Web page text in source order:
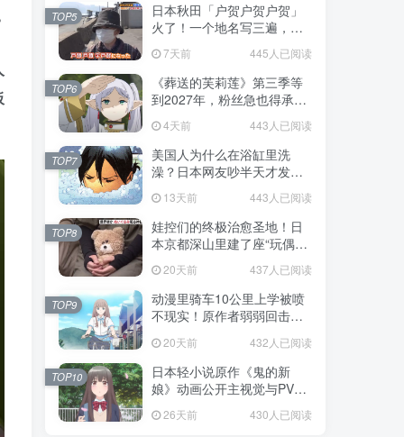
日本秋田「户贺户贺户贺」
火了！一个地名写三遍，竟
不是玩梗而是150年旧账！
7天前 445人已阅读
TOP5
《葬送的芙莉莲》第三季等
到2027年，粉丝急也得承认
这次慢得有道理！
4天前 443人已阅读
TOP6
美国人为什么在浴缸里洗
澡？日本网友吵半天才发
现，生活习惯差异背后其实
藏在浴室地板里！
13天前 443人已阅读
TOP7
娃控们的终极治愈圣地！日
本京都深山里建了座“玩偶神
社”，不仅能拍照还能给娃祈
福！20天前 437人已阅读
TOP8
动漫里骑车10公里上学被喷
不现实！原作者弱弱回击：
常通勤！
20天前 432人已阅读
TOP9
日本轻小说原作《鬼的新
娘》动画公开主视觉与PV，
太会挑人！
26天前 430人已阅读
TOP10